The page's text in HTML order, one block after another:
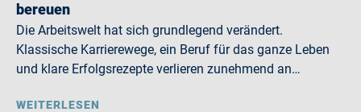
bereuen
Die Arbeitswelt hat sich grundlegend verändert.
Klassische Karrierewege, ein Beruf für das ganze Leben
und klare Erfolgsrezepte verlieren zunehmend an…
WEITERLESEN